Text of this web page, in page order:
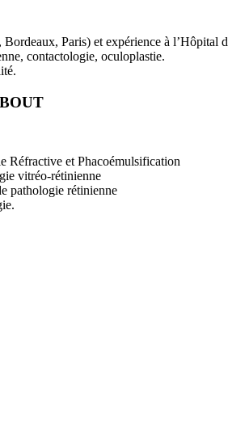
Paris) et expérience à l’Hôpital
contactologie, oculoplastie.
Réfractive et Phacoémulsification
vitréo-rétinienne
pathologie rétinienne